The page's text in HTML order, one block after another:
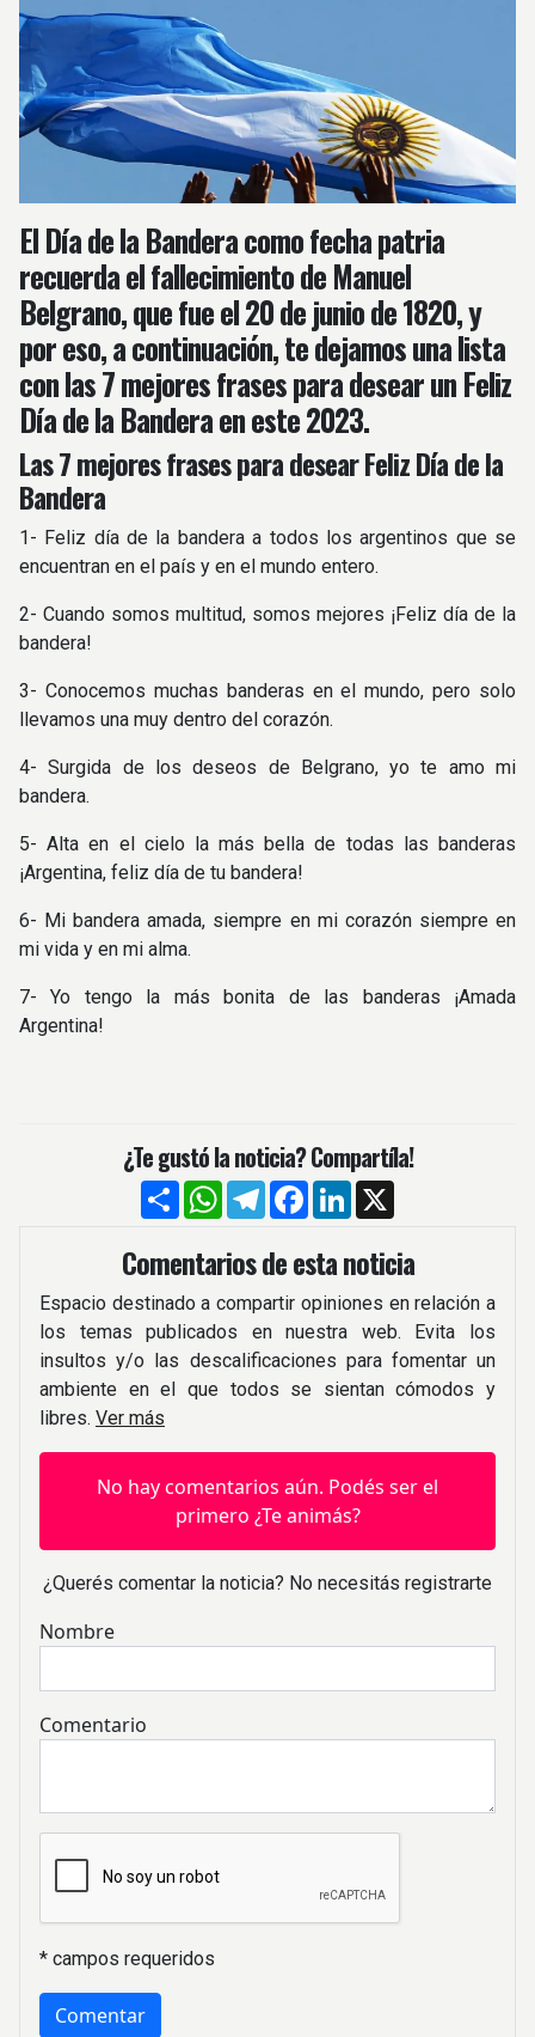
El Día de la Bandera como fecha patria
recuerda el fallecimiento de Manuel
Belgrano, que fue el 20 de junio de 1820, y
por eso, a continuación, te dejamos una lista
con las 7 mejores frases para desear un Feliz
Día de la Bandera en este 2023.
Las 7 mejores frases para desear Feliz Día de la
Bandera
1- Feliz día de la bandera a todos los argentinos que se
encuentran en el país y en el mundo entero.
2- Cuando somos multitud, somos mejores ¡Feliz día de la
bandera!
3- Conocemos muchas banderas en el mundo, pero solo
llevamos una muy dentro del corazón.
4- Surgida de los deseos de Belgrano, yo te amo mi
bandera.
5- Alta en el cielo la más bella de todas las banderas
¡Argentina, feliz día de tu bandera!
6- Mi bandera amada, siempre en mi corazón siempre en
mi vida y en mi alma.
7- Yo tengo la más bonita de las banderas ¡Amada
Argentina!
¿Te gustó la noticia? Compartíla!
CompartirWhatsApp
TelegramFacebook
LinkedIn
Comentarios de esta noticia
Espacio destinado a compartir opiniones en relación a
los temas publicados en nuestra web. Evita los
insultos y/o las descalificaciones para fomentar un
ambiente en el que todos se sientan cómodos y
libres. Ver más
No hay comentarios aún. Podés ser el
primero ¿Te animás?
¿Querés comentar la noticia? No necesitás registrarte
Nombre
Comentario
* campos requeridos